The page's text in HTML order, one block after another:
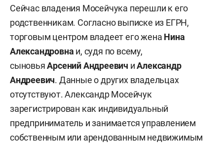
Сейчас владения Мосейчука перешли к его
родственникам. Согласно выписке из ЕГРН,
торговым центром владеет его жена Нина
Александровна и, судя по всему,
сыновьяАрсений Андреевич иАлександр
Андреевич. Данные о других владельцах
отсутствуют. Александр Мосейчук
зарегистрирован как индивидуальный
предприниматель и занимается управлением
собственным или арендованным недвижимым